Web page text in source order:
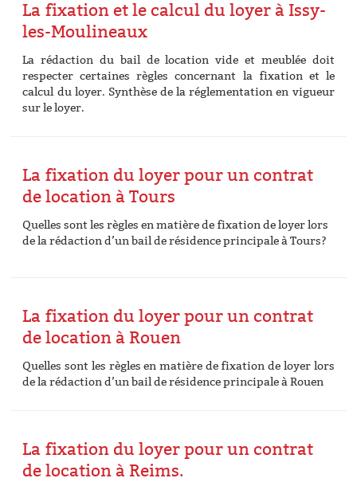
La fixation et le calcul du loyer à Issy-
les-Moulineaux
La rédaction du bail de location vide et meublée doit
respecter certaines règles concernant la fixation et le
calcul du loyer. Synthèse de la réglementation en vigueur
sur le loyer.
La fixation du loyer pour un contrat
de location à Tours
Quelles sont les règles en matière de fixation de loyer lors
de la rédaction d’un bail de résidence principale à Tours?
La fixation du loyer pour un contrat
de location à Rouen
Quelles sont les règles en matière de fixation de loyer lors
de la rédaction d’un bail de résidence principale à Rouen
La fixation du loyer pour un contrat
de location à Reims.